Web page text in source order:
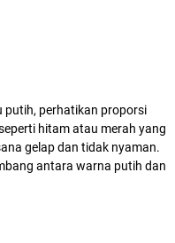
putih, perhatikan proporsi
hitam atau merah yang
gelap dan tidak nyaman.
antara warna putih dan